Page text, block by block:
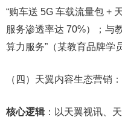
“购车送 5G 车载流量包 +
服务渗透率达 70%）；与
算力服务”（某教育品牌学
（四）天翼内容生态营销
核心逻辑：以天翼视讯、